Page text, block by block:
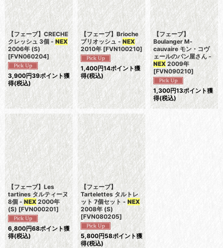
【フェーブ】CRECHE
クレッシュ 3個 -NEX
2006年 (S)
[FVN060204]
3,900円39ポイント獲
得(税込)
【フェーブ】Brioche
ブリオッシュ - NEX
2010年 [FVN100210]
1,400円14ポイント獲
得(税込)
【フェーブ】
Boulanger M-
cauvaire モン・コヴ
ェールのパン屋さん -
NEX2009年
[FVN090210]
1,300円13ポイント獲
得(税込)
【フェーブ】Les
tartines タルティーヌ
8個 - NEX2000年
(S) [FVN000201]
6,800円68ポイント獲
得(税込)
【フェーブ】
Tartelettes タルトレ
ット 7個セット -NEX
2008年 (S)
[FVN080205]
5,800円58ポイント獲
得(税込)